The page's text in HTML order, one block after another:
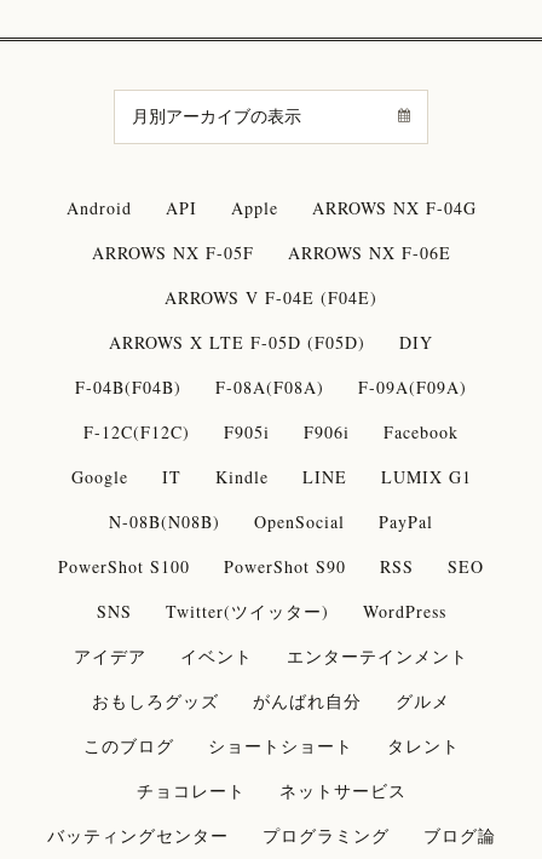
Android API Apple
ARROWS NX F-04G
ARROWS NX F-05F
ARROWS NX F-06E
ARROWS V F-04E (F04E)
ARROWS X LTE F-05D (F05D)
DIY
F-04B(F04B)
F-08A(F08A)
F-09A(F09A)
F-12C(F12C)
F905i F906i
Facebook
Google
IT Kindle LINE
LUMIX G1
N-08B(N08B)
OpenSocial
PayPal
PowerShot S100
PowerShot S90 RSS
SEO
SNS
Twitter(ツイッター)
WordPress
アイデア
イベント
エンターテインメント
おもしろグッズ
がんばれ自分
グルメ
このブログ
ショートショート
タレント
チョコレート
ネットサービス
バッティングセンター
プログラミング ブログ論